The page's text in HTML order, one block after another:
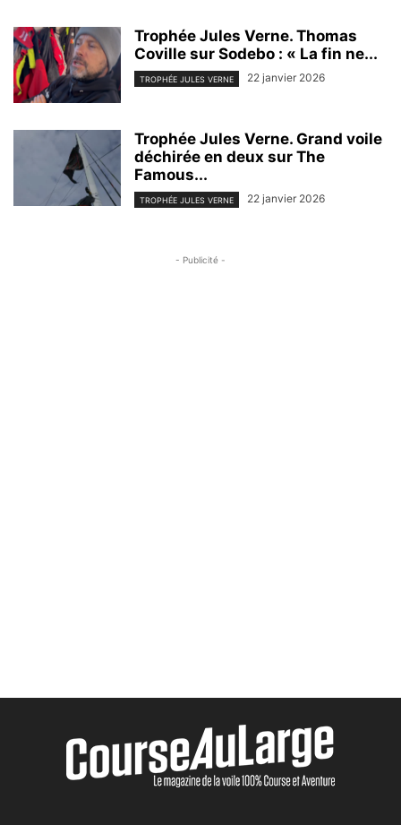
Trophée Jules Verne. Thomas
Coville sur Sodebo : « La fin ne...
TROPHÉE JULES VERNE 22 janvier 2026
Trophée Jules Verne. Grand voile
déchirée en deux sur The
Famous...
TROPHÉE JULES VERNE 22 janvier 2026
- Publicité -